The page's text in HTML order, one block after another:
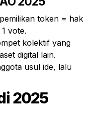
token = hak
vote.
kolektif yang
digital lain.
usul ide, lalu
2025